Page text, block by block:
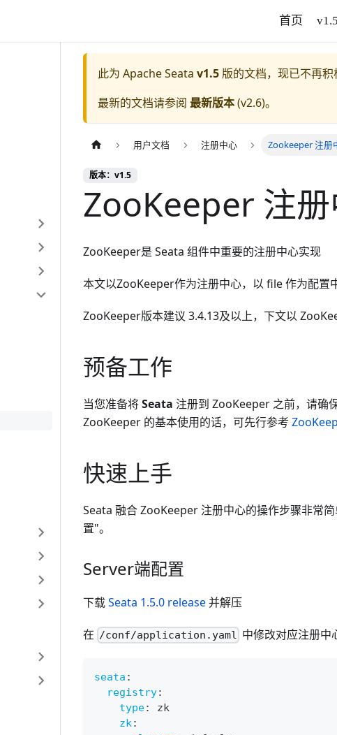
首页 v1.5
此为 Apache Seata v1.5 版的文档，现已不再积
最新的文档请参阅 最新版本(v2.6)。
用户文档 注册中心 Zookeeper 注册
版本：v1.5
ZooKeeper 注
ZooKeeper是 Seata 组件中重要的注册中心实现
本文以ZooKeeper作为注册中心，以 file 作为配置
ZooKeeper版本建议 3.4.13及以上，下文以
预备工作
当您准备将Seata 注册到 ZooKeeper 之前，请确
ZooKeeper 的基本使用的话，可先行参考
快速上手
Seata 融合 ZooKeeper 注册中心的操作步骤非常
置"。
Server端配置
下载Seata 1.5.0 release并解压
在 /conf/application.yaml 中修改对应注册中
seata :
registry:
type:
zk
zk: